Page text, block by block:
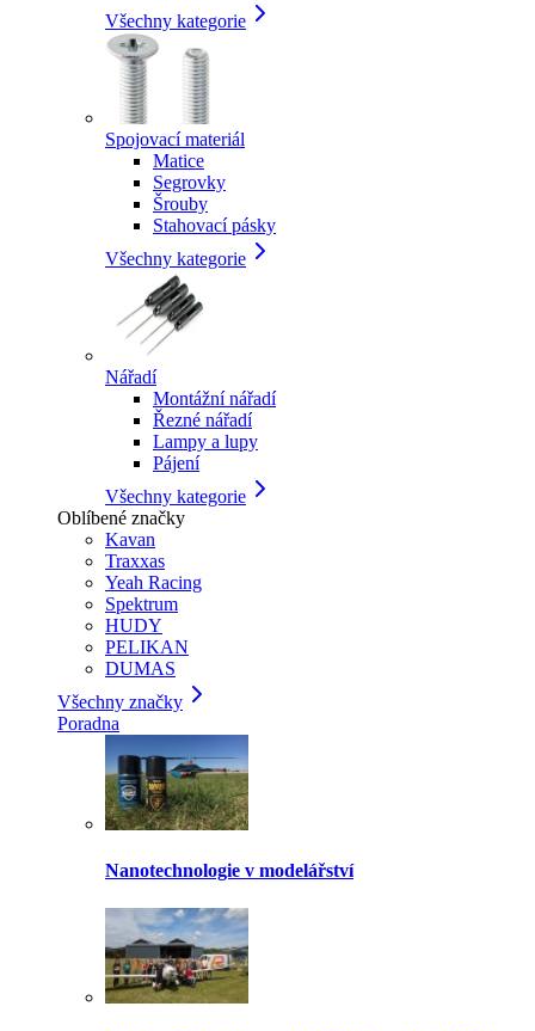
Všechny kategorie
Spojovací materiál
Matice
Segrovky
Šrouby
Stahovací pásky
Všechny kategorie
Nářadí
Montážní nářadí
Řezné nářadí
Lampy a lupy
Pájení
Všechny kategorie
Oblíbené značky
Kavan
Traxxas
Yeah Racing
Spektrum
HUDY
PELIKAN
DUMAS
Všechny značky
Poradna
Nanotechnologie v modelářství